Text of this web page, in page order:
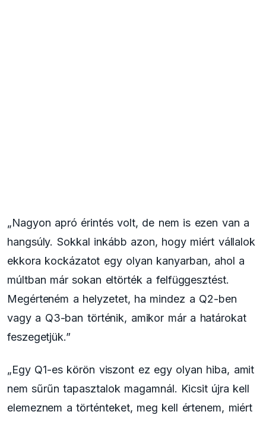
„Nagyon apró érintés volt, de nem is ezen van a
hangsúly. Sokkal inkább azon, hogy miért vállalok
ekkora kockázatot egy olyan kanyarban, ahol a
múltban már sokan eltörték a felfüggesztést.
Megérteném a helyzetet, ha mindez a Q2-ben
vagy a Q3-ban történik, amikor már a határokat
feszegetjük.”
„Egy Q1-es körön viszont ez egy olyan hiba, amit
nem sűrűn tapasztalok magamnál. Kicsit újra kell
elemeznem a történteket, meg kell értenem, miért